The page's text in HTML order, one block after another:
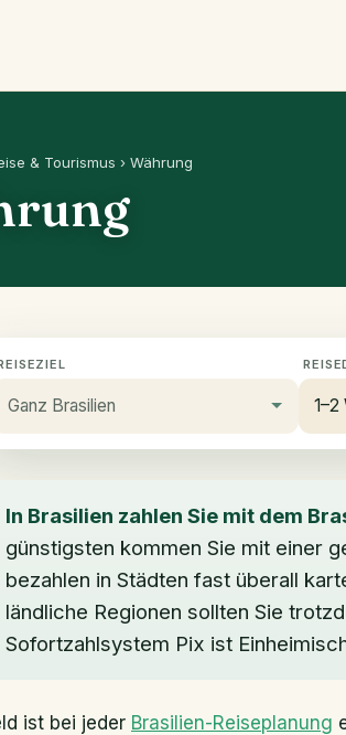
& Tourismus › Währung
In Brasilien zahlen Sie mit dem
günstigsten kommen Sie mit einer
bezahlen in Städten fast überall
ländliche Regionen sollten Sie
Sofortzahlsystem Pix ist
ist bei jeder Brasilien-Reiseplanung